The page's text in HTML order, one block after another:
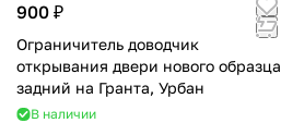
900 ₽
Ограничитель доводчик
открывания двери нового образца
задний на Гранта, Урбан
В наличии